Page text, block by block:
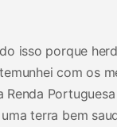
isso porque
com os
Renda
terra bem